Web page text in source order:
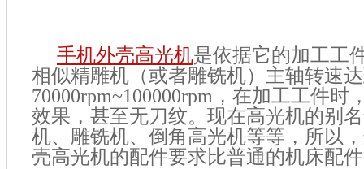
手机外壳高光机是依据它的加工工
相似精雕机（或者雕铣机）主轴转速
70000rpm~100000rpm，在加工工件时
效果，甚至无刀纹。现在高光机的别
机、雕铣机、倒角高光机等等，所以
壳高光机的配件要求比普通的机床配